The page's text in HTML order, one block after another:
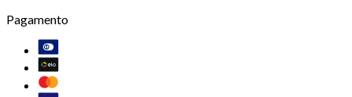
Pagamento